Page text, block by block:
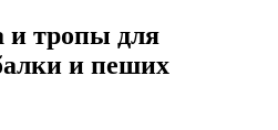
и тропы для
и пеших